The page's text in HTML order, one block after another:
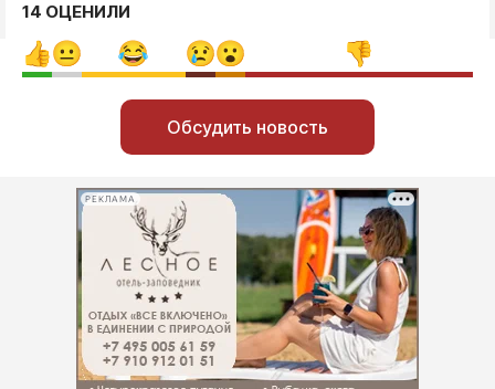
14 ОЦЕНИЛИ
Обсудить новость
РЕКЛАМА